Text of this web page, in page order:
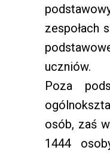
zespołach
uczniów.
Poza
osób, zaś
1444